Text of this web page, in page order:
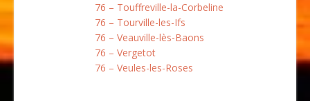
76 – Touffreville-la-Corbeline
76 – Tourville-les-Ifs
76 – Veauville-lès-Baons
76 – Vergetot
76 – Veules-les-Roses